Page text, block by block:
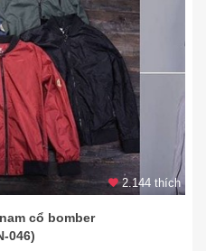
2.144 thích
cổ bomber
046)